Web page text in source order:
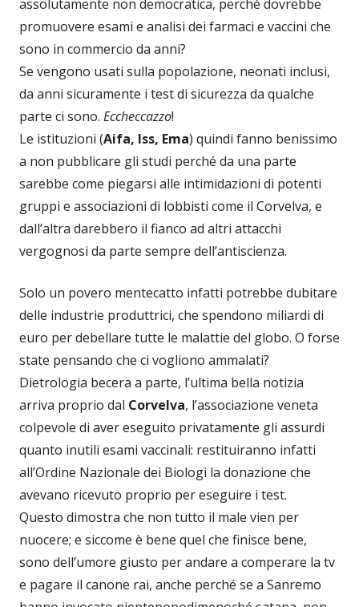
assolutamente non democratica, perché dovrebbe
promuovere esami e analisi dei farmaci e vaccini che
sono in commercio da anni?
Se vengono usati sulla popolazione, neonati inclusi,
da anni sicuramente i test di sicurezza da qualche
parte ci sono. Eccheccazzo!
Le istituzioni (Aifa, Iss, Ema) quindi fanno benissimo
a non pubblicare gli studi perché da una parte
sarebbe come piegarsi alle intimidazioni di potenti
gruppi e associazioni di lobbisti come il Corvelva, e
dall’altra darebbero il fianco ad altri attacchi
vergognosi da parte sempre dell’antiscienza.
Solo un povero mentecatto infatti potrebbe dubitare
delle industrie produttrici, che spendono miliardi di
euro per debellare tutte le malattie del globo. O forse
state pensando che ci vogliono ammalati?
Dietrologia becera a parte, l’ultima bella notizia
arriva proprio dal Corvelva, l’associazione veneta
colpevole di aver eseguito privatamente gli assurdi
quanto inutili esami vaccinali: restituiranno infatti
all’Ordine Nazionale dei Biologi la donazione che
avevano ricevuto proprio per eseguire i test.
Questo dimostra che non tutto il male vien per
nuocere; e siccome è bene quel che finisce bene,
sono dell’umore giusto per andare a comperare la tv
e pagare il canone rai, anche perché se a Sanremo